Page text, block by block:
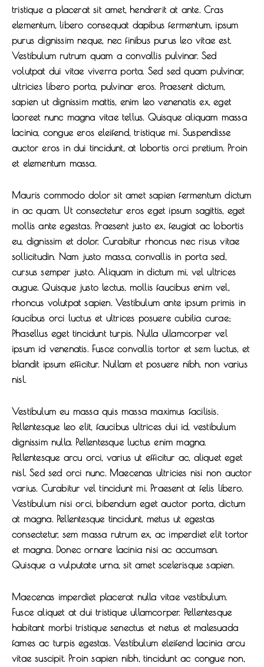
tristique a placerat sit amet, hendrerit at ante. Cras
elementum, libero consequat dapibus fermentum, ipsum
purus dignissim neque, nec finibus purus leo vitae est.
Vestibulum rutrum quam a convallis pulvinar. Sed
volutpat dui vitae viverra porta. Sed sed quam pulvinar,
ultricies libero porta, pulvinar eros. Praesent dictum,
sapien ut dignissim mattis, enim leo venenatis ex, eget
laoreet nunc magna vitae tellus. Quisque aliquam massa
lacinia, congue eros eleifend, tristique mi. Suspendisse
auctor eros in dui tincidunt, at lobortis orci pretium. Proin
et elementum massa.
Mauris commodo dolor sit amet sapien fermentum dictum
in ac quam. Ut consectetur eros eget ipsum sagittis, eget
mollis ante egestas. Praesent justo ex, feugiat ac lobortis
eu, dignissim et dolor. Curabitur rhoncus nec risus vitae
sollicitudin. Nam justo massa, convallis in porta sed,
cursus semper justo. Aliquam in dictum mi, vel ultrices
augue. Quisque justo lectus, mollis faucibus enim vel,
rhoncus volutpat sapien. Vestibulum ante ipsum primis in
faucibus orci luctus et ultrices posuere cubilia curae;
Phasellus eget tincidunt turpis. Nulla ullamcorper vel
ipsum id venenatis. Fusce convallis tortor et sem luctus, et
blandit ipsum efficitur. Nullam et posuere nibh, non varius
nisl.
Vestibulum eu massa quis massa maximus facilisis.
Pellentesque leo elit, faucibus ultrices dui id, vestibulum
dignissim nulla. Pellentesque luctus enim magna.
Pellentesque arcu orci, varius ut efficitur ac, aliquet eget
nisl. Sed sed orci nunc. Maecenas ultricies nisi non auctor
varius. Curabitur vel tincidunt mi. Praesent at felis libero.
Vestibulum nisi orci, bibendum eget auctor porta, dictum
at magna. Pellentesque tincidunt, metus ut egestas
consectetur, sem massa rutrum ex, ac imperdiet elit tortor
et magna. Donec ornare lacinia nisi ac accumsan.
Quisque a vulputate urna, sit amet scelerisque sapien.
Maecenas imperdiet placerat nulla vitae vestibulum.
Fusce aliquet at dui tristique ullamcorper. Pellentesque
habitant morbi tristique senectus et netus et malesuada
fames ac turpis egestas. Vestibulum eleifend lacinia arcu
vitae suscipit. Proin sapien nibh, tincidunt ac congue non,